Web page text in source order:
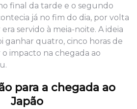
final da tarde e o segundo
já no fim do dia, por volta
servido à meia-noite. A ideia
ganhar quatro, cinco horas de
impacto na chegada ao
para a chegada ao
Japão